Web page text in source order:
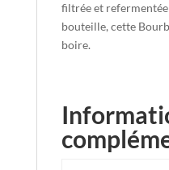
filtrée et refermentée
bouteille, cette
boire.